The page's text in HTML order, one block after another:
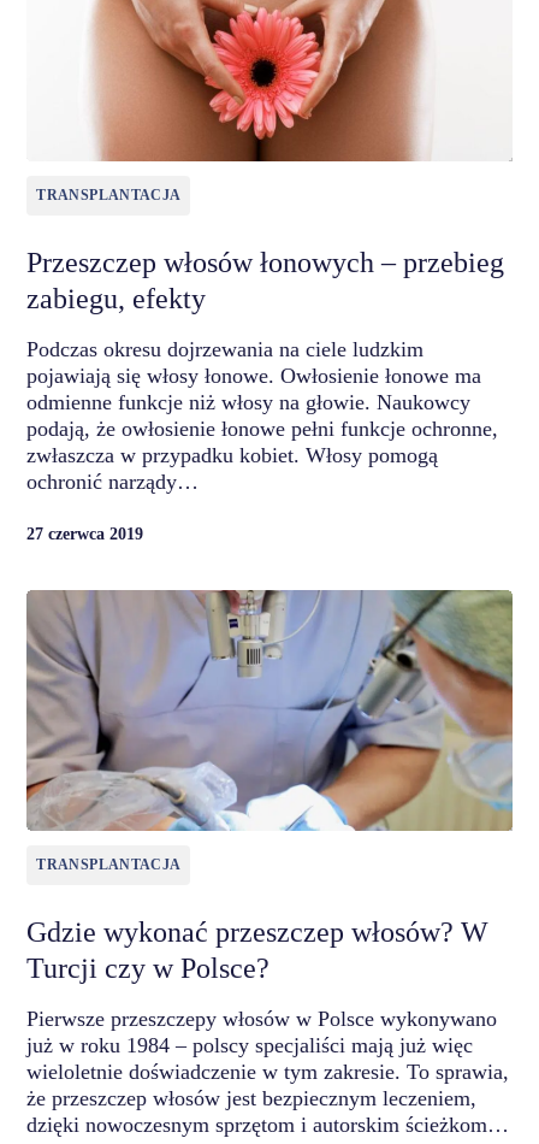
TRANSPLANTACJA
Przeszczep włosów łonowych – przebieg
zabiegu, efekty
Podczas okresu dojrzewania na ciele ludzkim
pojawiają się włosy łonowe. Owłosienie łonowe ma
odmienne funkcje niż włosy na głowie. Naukowcy
podają, że owłosienie łonowe pełni funkcje ochronne,
zwłaszcza w przypadku kobiet. Włosy pomogą
ochronić narządy…
27 czerwca 2019
TRANSPLANTACJA
Gdzie wykonać przeszczep włosów? W
Turcji czy w Polsce?
Pierwsze przeszczepy włosów w Polsce wykonywano
już w roku 1984 – polscy specjaliści mają już więc
wieloletnie doświadczenie w tym zakresie. To sprawia,
że przeszczep włosów jest bezpiecznym leczeniem,
dzięki nowoczesnym sprzętom i autorskim ścieżkom…